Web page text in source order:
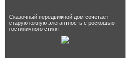
Сказочный передвижной дом сочетает
старую южную элегантность с роскошью
гостиничного стиля